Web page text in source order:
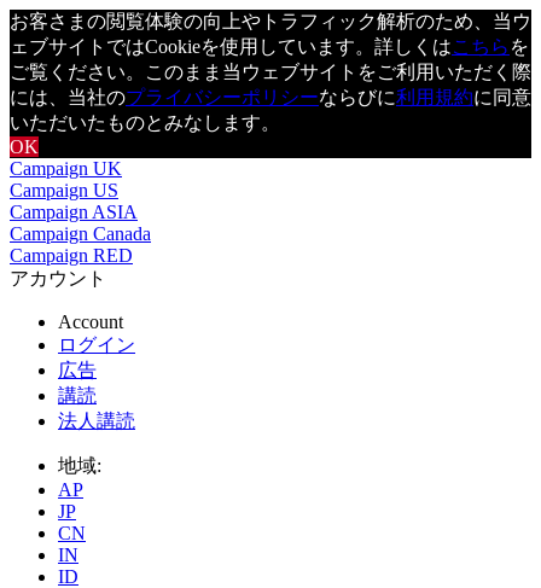
お客さまの閲覧体験の向上やトラフィック解析のため、当ウ
ェブサイトではCookieを使用しています。詳しくはこちら を
ご覧ください。このまま当ウェブサイトをご利用いただく際
には、当社のプライバシーポリシーならびに利用規約に同意
いただいたものとみなします。
OK
Campaign UK
Campaign US
Campaign ASIA
Campaign Canada
Campaign RED
アカウント
Account
ログイン
広告
講読
法人講読
地域:
AP
JP
CN
IN
ID